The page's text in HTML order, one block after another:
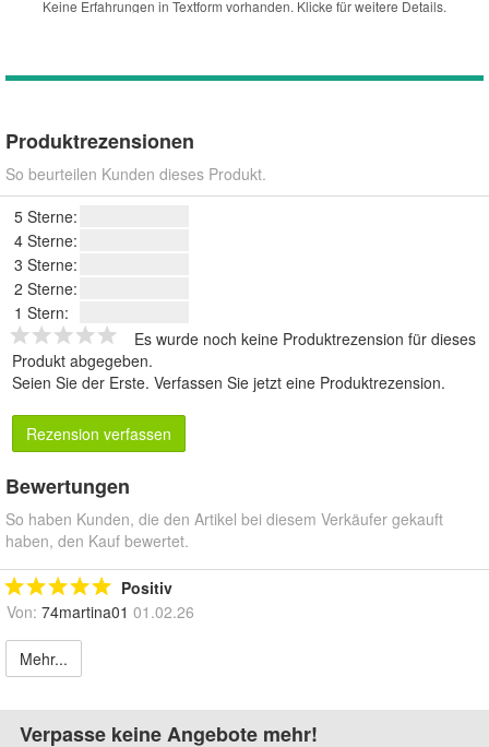
Produktrezensionen
So beurteilen Kunden dieses Produkt.
5 Sterne:
4 Sterne:
3 Sterne:
2 Sterne:
1 Stern:
Es wurde noch keine Produktrezension für dieses
Produkt abgegeben.
Seien Sie der Erste. Verfassen Sie jetzt eine Produktrezension.
Rezension verfassen
Bewertungen
So haben Kunden, die den Artikel bei diesem Verkäufer gekauft
haben, den Kauf bewertet.
Positiv
Von: 74martina01 01.02.26
Mehr...
Verpasse keine Angebote mehr!